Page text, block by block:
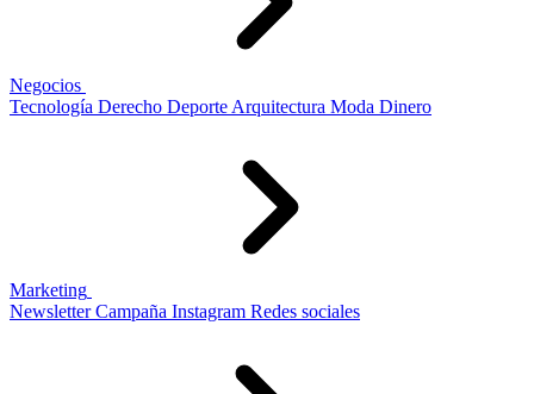
Negocios
Tecnología Derecho Deporte Arquitectura Moda Dinero
Marketing
Newsletter Campaña Instagram Redes sociales